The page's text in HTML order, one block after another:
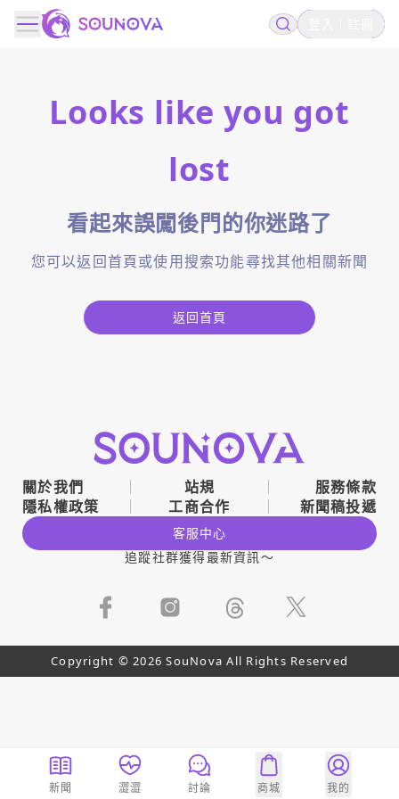
Looks like you got
lost
看起來誤闖後門的你迷路了
您可以返回首頁或使用搜索功能尋找其他相關新聞
返回首頁
關於我們 站規
服務條款
隱私權政策
工商合作 新聞稿投遞
客服中心
追蹤社群獲得最新資訊～
Copyright © 2026 SouNova All Rights Reserved
新聞 澀澀 討論 商城 我的